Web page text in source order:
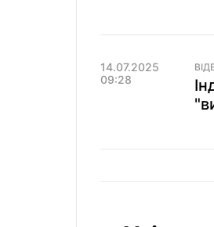
14.07.2025
09:28